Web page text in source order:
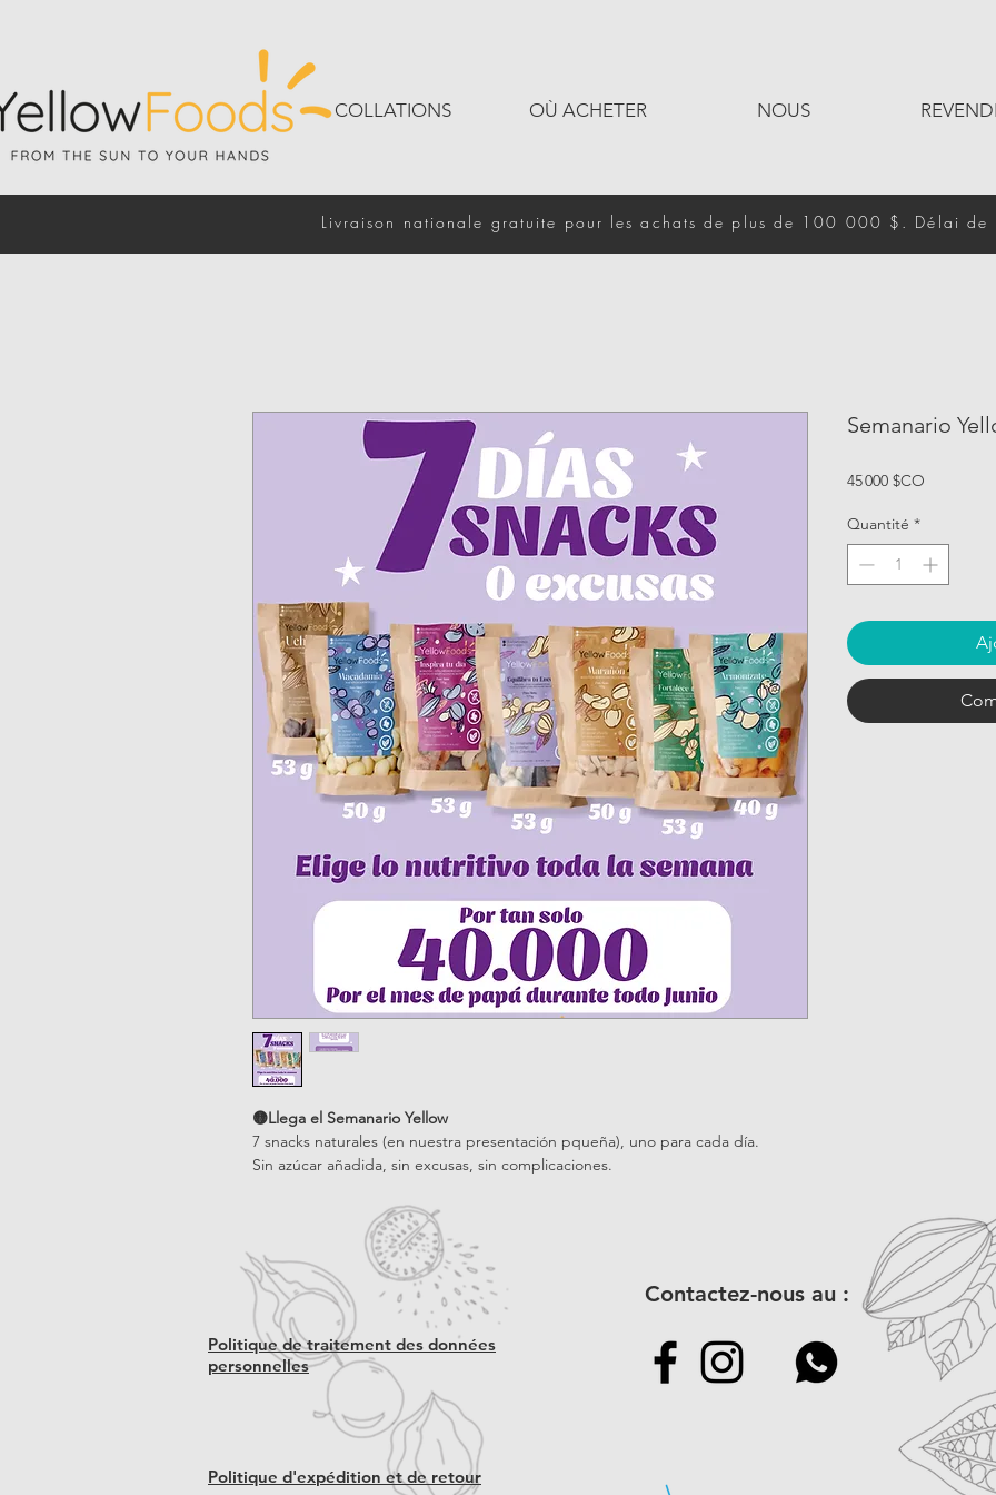
COLLATIONS OÙ ACHETER NOUS
Livraison nationale gratuite pour les achats de plus de 100 000 $. Délai
🟡Llega el Semanario Yellow
7 snacks naturales (en nuestra presentación pqueña), uno para cada día.
Sin azúcar añadida, sin excusas, sin complicaciones.
Semanario
45 000 $CO
Quantité *
Politique de traitement des données
personnelles
Politique d'expédition et de retour
Contactez-nous au :